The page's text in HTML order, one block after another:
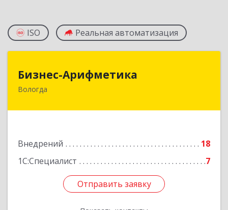
ISO Реальная автоматизация
Бизнес-Арифметика
Вологда
Внедрений
18
1С:Специалист
7
Отправить заявку
Отправить заявку